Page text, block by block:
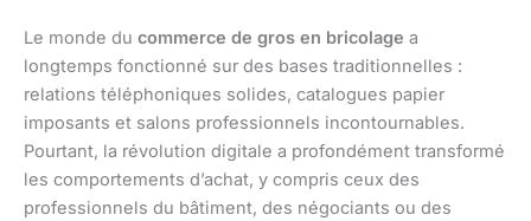
Le monde du commerce de gros en bricolage a
longtemps fonctionné sur des bases traditionnelles :
relations téléphoniques solides, catalogues papier
imposants et salons professionnels incontournables.
Pourtant, la révolution digitale a profondément transformé
les comportements d’achat, y compris ceux des
professionnels du bâtiment, des négociants ou des